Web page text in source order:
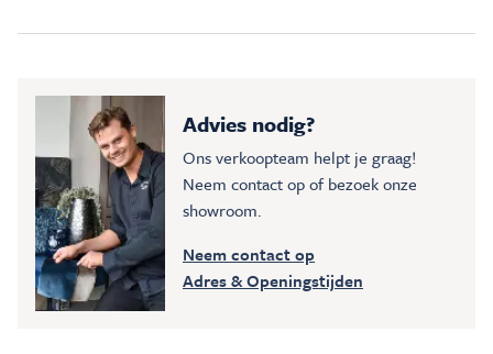
Advies nodig?
Ons verkoopteam helpt je graag!
Neem contact op of bezoek onze
showroom.
Neem contact op
Adres & Openingstijden